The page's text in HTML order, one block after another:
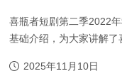
喜瓶者短剧第二季2022
基础介绍，为大家讲解
架出发，讲解各篮架的清
2025年11月10日